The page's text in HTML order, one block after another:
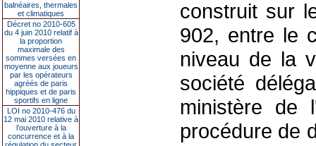
balnéaires, thermales
et climatiques
Décret no 2010-605
du 4 juin 2010 relatif à
la proportion
maximale des
sommes versées en
moyenne aux joueurs
par les opérateurs
agréés de paris
hippiques et de paris
sportifs en ligne
LOI no 2010-476 du
12 mai 2010 relative à
l’ouverture à la
concurrence et à la
construit sur
902, entre le
niveau de la
société
ministère de
procédure de